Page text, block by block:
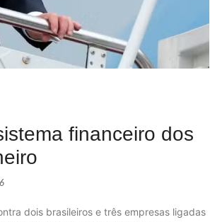
financeiro dos
dois brasileiros e três empresas ligadas